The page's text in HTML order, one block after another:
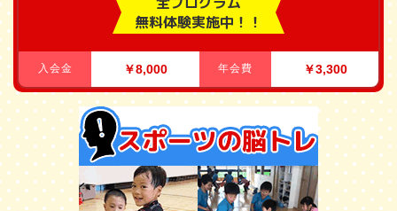
無料体験実施中！！
入会金 ￥8,000 年会費 ￥3,300